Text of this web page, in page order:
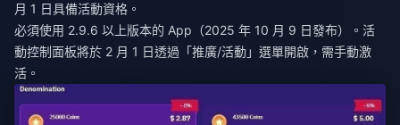
月 1 日具備活動資格。
必須使用 2.9.6 以上版本的 App（2025 年 10 月 9 日發布）。活
動控制面板將於 2 月 1 日透過「推廣/活動」選單開啟，需手動激
活。